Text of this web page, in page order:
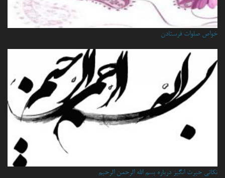
خواص صلوات فرستادن
نكاتي حيرت انگيز درباره بسم الله الرحمن الرحيم